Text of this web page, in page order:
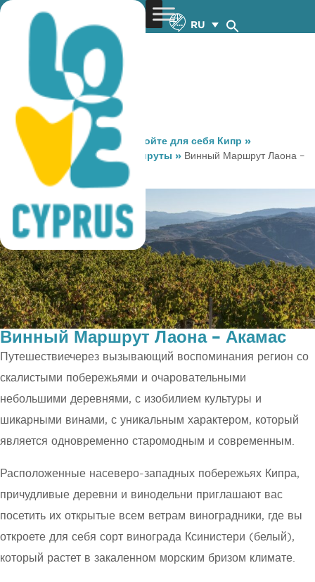
RU
You are here: Home »Откройте для себя Кипр »
Маршруты
»Винные Маршруты » Винный Маршрут Лаона –
Акамас
Винный Маршрут Лаона – Акамас
Путешествиечерез вызывающий воспоминания регион со
скалистыми побережьями и очаровательными
небольшими деревнями, с изобилием культуры и
шикарными винами, с уникальным характером, который
является одновременно старомодным и современным.
Расположенные насеверо-западных побережьях Кипра,
причудливые деревни и винодельни приглашают вас
посетить их открытые всем ветрам виноградники, где вы
откроете для себя сорт винограда Ксинистери (белый),
который растет в закаленном морским бризом климате.